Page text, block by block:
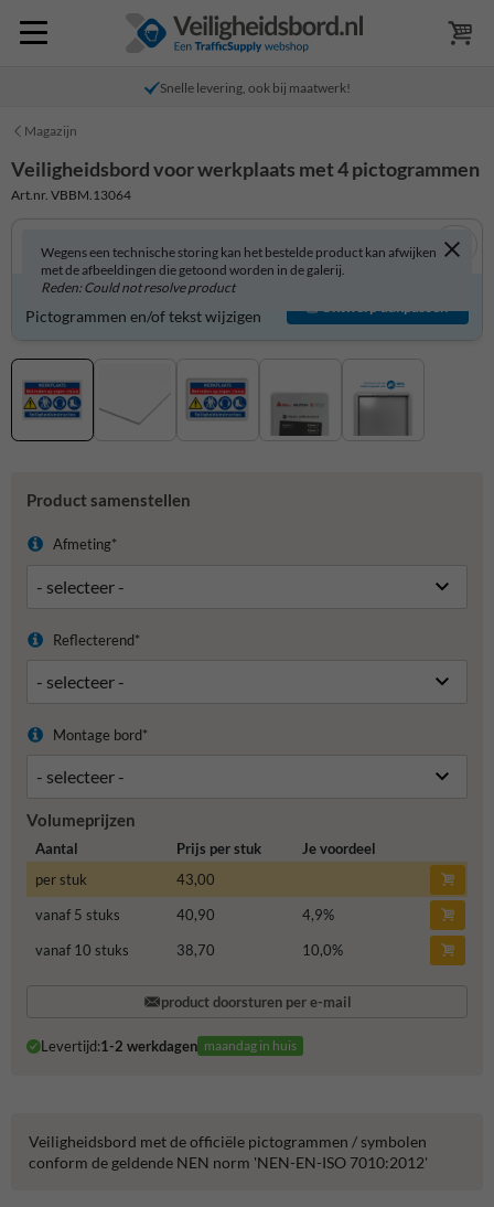
Snelle levering, ook bij maatwerk!
Magazijn
Veiligheidsbord voor werkplaats met 4 pictogrammen
Art.nr. VBBM.13064
Wegens een technische storing kan het bestelde product kan afwijken
met de afbeeldingen die getoond worden in de galerij.
Reden: Could not resolve product
Veiligheidsbord zelf aanpassen?
Pictogrammen en/of tekst wijzigen
Ontwerp aanpassen
Product samenstellen
Afmeting*
Reflecterend*
Montage bord*
Volumeprijzen
Aantal Prijs per stuk
Je voordeel
per stuk
43,00
vanaf 5 stuks
40,90 4,9%
vanaf 10 stuks
38,70 10,0%
product doorsturen per e-mail
Levertijd:1-2 werkdagen maandag in huis
Veiligheidsbord met de officiële pictogrammen / symbolen
conform de geldende NEN norm 'NEN-EN-ISO 7010:2012'